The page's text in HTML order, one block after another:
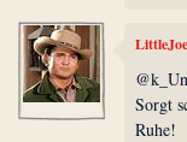
Sorgt
Ruhe!